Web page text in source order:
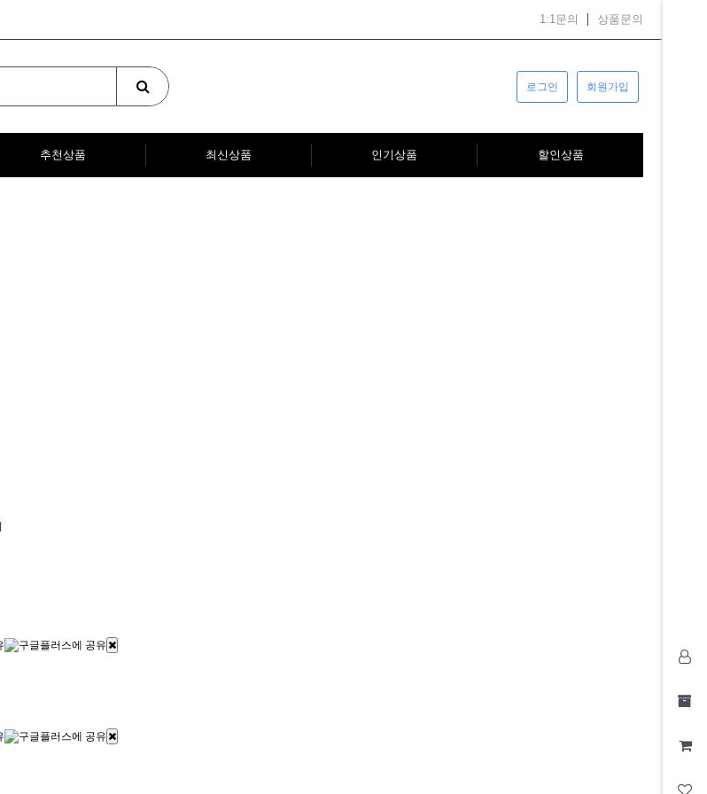
1:1문의 상품문의
로그인 회원가입
추천상품 최신상품 인기상품 할인상품